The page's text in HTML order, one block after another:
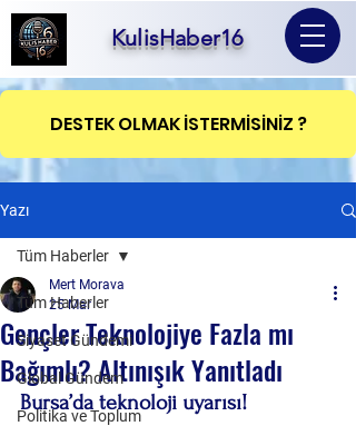
KulisHaber16
DESTEK OLMAK İSTERMİSİNİZ ?
Yazı
Tüm Haberler
Siyaset Gündemi
Global Gündem
Politika ve Toplum
Tüm Haberler
Gençler Teknolojiye Fazla mı
Bağımlı? Altınışık Yanıtladı
Mert Morava
25 Mar
Bursa’da teknoloji uyarısı!